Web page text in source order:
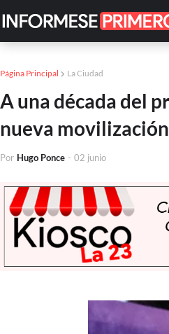
Página Principal La Ciudad
A una década del
nueva
Por Hugo Ponce - 02 junio